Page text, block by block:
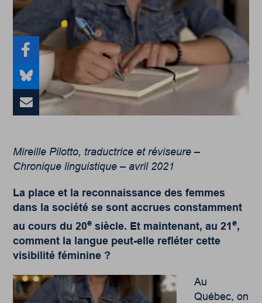
Mireille Pilotto, traductrice et réviseure –
Chronique linguistique – avril 2021
La place et la reconnaissance des femmes
dans la société se sont accrues constamment
au cours du 20e siècle. Et maintenant, au 21e,
comment la langue peut-elle refléter cette
visibilité féminine ?
Au
Québec, on